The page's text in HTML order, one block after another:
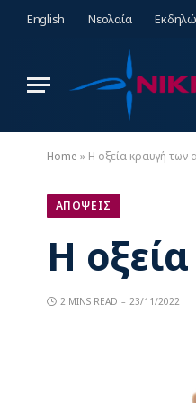
English Νεολαία
Home » Η οξεία κραυγή των
ΑΠΟΨΕΙΣ
Η
2 MINS READ 23/11/2022